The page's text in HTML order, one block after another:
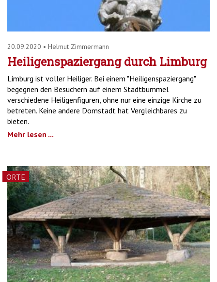
20.09.2020 • Helmut Zimmermann
Heiligenspaziergang durch Limburg
Limburg ist voller Heiliger. Bei einem "Heiligenspaziergang"
begegnen den Besuchern auf einem Stadtbummel
verschiedene Heiligenfiguren, ohne nur eine einzige Kirche zu
betreten. Keine andere Domstadt hat Vergleichbares zu
bieten.
Mehr lesen ...
ORTE